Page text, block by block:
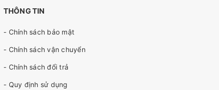
THÔNG TIN
- Chính sách bảo mật
- Chính sách vận chuyển
- Chính sách đổi trả
- Quy định sử dụng